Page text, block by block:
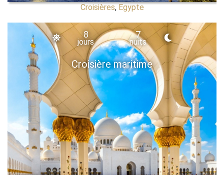
Croisières,Egypte
Croisière maritime
8
jours
7
nuits